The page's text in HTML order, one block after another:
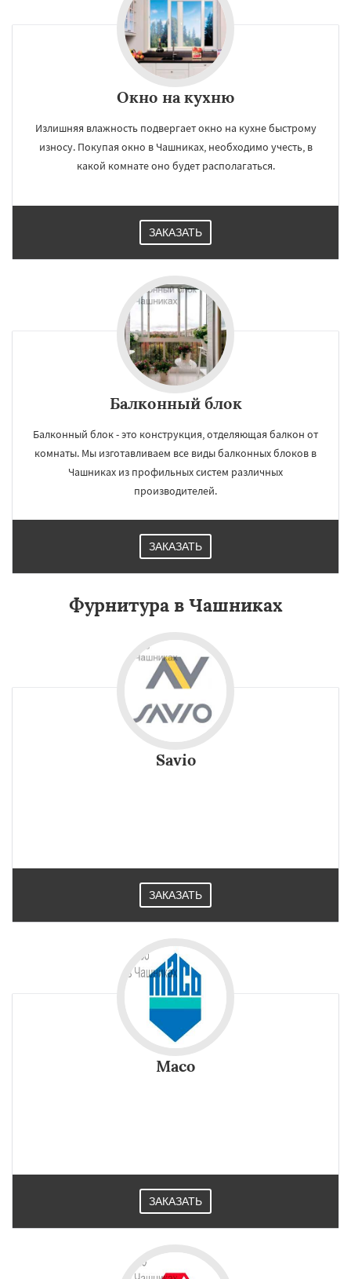
Окно на кухню
Излишняя влажность подвергает окно на кухне быстрому
износу. Покупая окно в Чашниках, необходимо учесть, в
какой комнате оно будет располагаться.
ЗАКАЗАТЬ
Балконный блок
Балконный блок - это конструкция, отделяющая балкон от
комнаты. Мы изготавливаем все виды балконных блоков в
Чашниках из профильных систем различных
производителей.
ЗАКАЗАТЬ
Фурнитура в Чашниках
Savio
ЗАКАЗАТЬ
Maco
ЗАКАЗАТЬ